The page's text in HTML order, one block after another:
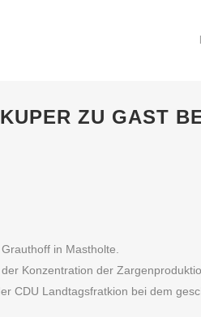
ZU GAST
in Mastholte.
Konzentration der
CDU Landtagsfratkion bei dem